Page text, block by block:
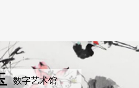
数字艺术馆